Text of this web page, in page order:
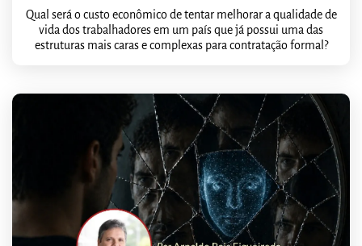
Qual será o custo econômico de tentar melhorar a qualidade de
vida dos trabalhadores em um país que já possui uma das
estruturas mais caras e complexas para contratação formal?